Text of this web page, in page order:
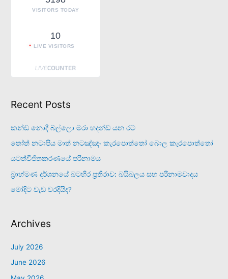
VISITORS TODAY
10
LIVE VISITORS
Recent Posts
කන්ඩ නොදී බල්ලො මරා හදන්ඩ යන රට
තෝත් නටාපිය මාත් නටඤ්ඤං කැරපොත්තෝ බොල කැරපොත්තෝ
යටත්විජිතකරණයේ පරිනාමය
බ්‍රාහ්මණ දර්ශනයේ බටහිර ප්‍රතිරාව: බයිබලය සහ පරිනාමවාදය
මෝදිට වැඩ වරදියිද?
Archives
July 2026
June 2026